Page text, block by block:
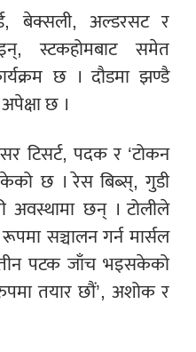
बेक्सली, अल्डरसट र
स्टकहोमबाट समेत
छ । दौडमा झण्डै
छ ।
टिसर्ट, पदक र ‘टोकन
छ । रेस बिब्स्, गुडी
अवस्थामा छन् । टोलीले
सञ्चालन गर्न मार्सल
पटक जाँच भइसकेको
तयार छौं’, अशोक र